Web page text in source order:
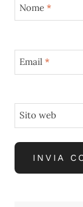
Nome *
Email *
Sito web